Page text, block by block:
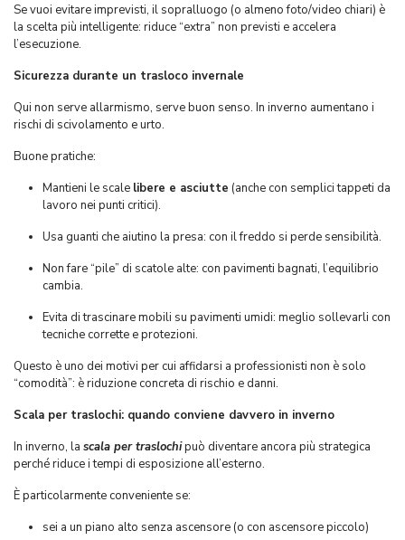
Se vuoi evitare imprevisti, il sopralluogo (o almeno foto/video chiari) è
la scelta più intelligente: riduce “extra” non previsti e accelera
l’esecuzione.
Sicurezza durante un trasloco invernale
Qui non serve allarmismo, serve buon senso. In inverno aumentano i
rischi di scivolamento e urto.
Buone pratiche:
Mantieni le scale libere e asciutte (anche con semplici tappeti da
lavoro nei punti critici).
Usa guanti che aiutino la presa: con il freddo si perde sensibilità.
Non fare “pile” di scatole alte: con pavimenti bagnati, l’equilibrio
cambia.
Evita di trascinare mobili su pavimenti umidi: meglio sollevarli con
tecniche corrette e protezioni.
Questo è uno dei motivi per cui affidarsi a professionisti non è solo
“comodità”: è riduzione concreta di rischio e danni.
Scala per traslochi: quando conviene davvero in inverno
In inverno, la scala per traslochipuò diventare ancora più strategica
perché riduce i tempi di esposizione all’esterno.
È particolarmente conveniente se:
sei a un piano alto senza ascensore (o con ascensore piccolo)